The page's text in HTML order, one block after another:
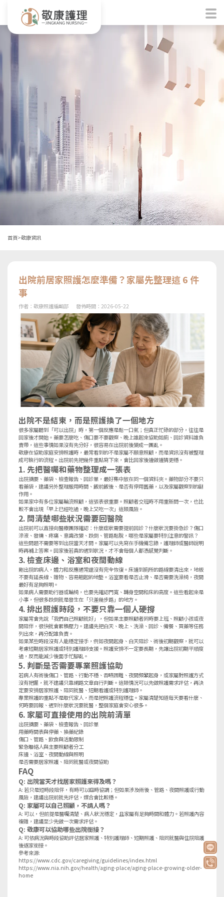
首頁>敬康資訊
出院前居家照護怎麼準備？家屬先整理這 6 件
事
作者：敬康照護編輯部 發佈時間：2026-05-22
出院不是結束，而是照護換了一個地方
很多家屬聽到「可以出院」時，第一個反應是鬆一口氣；但真正忙碌的部分，往往是
回家後才開始。藥要怎麼吃、傷口要不要觀察、晚上誰起來協助如廁、回診資料誰負
責帶，這些事情如果沒有先分好，很容易在出院前後變成一團亂。
敬康在協助家庭安排照護時，最常看到的不是家屬不願意照顧，而是資訊沒有被整理
成可執行的流程。出院前先把幾件重點寫下來，會比回家後邊做邊猜更穩。
1. 先把醫囑和藥物整理成一張表
出院摘要、藥袋、檢查報告、回診單，最好集中放在同一個資料夾。藥物部分不要只
看藥袋，建議另外整理服用時間、飯前飯後、是否有停用舊藥，以及家屬觀察到的副
作用。
如果家中有多位家屬輪流照顧，這張表很重要。照顧者交班時不用重新問一次，也比
較不會出現「早上已經吃過，晚上又吃一次」這類風險。
2. 問清楚哪些狀況需要回醫院
出院前可以直接向醫療團隊確認：什麼症狀需要提前回診？什麼狀況要掛急診？傷口
滲液、發燒、疼痛、意識改變、跌倒、管路鬆脫，哪些是家屬要特別注意的警訊？
這些問題不需要等到出院當天才問。家屬可以先寫在手機備忘錄，護理師或醫師說明
時再補上答案。回家後若真的遇到狀況，才不會每個人都憑感覺判斷。
3. 檢查床邊、浴室和夜間動線
剛出院的病人，體力和反應通常還沒有完全恢復。床邊到廁所的路線要清出來，地板
不要有延長線、雜物、容易翹起的地墊。浴室要看是否止滑、是否需要洗澡椅，夜間
最好有足夠照明。
如果病人需要助行器或輪椅，也要先確認門寬、轉身空間和床的高度。這些看起來是
小事，但很多跌倒就是發生在「只差幾步路」的地方。
4. 排出照護時段，不要只靠一個人硬撐
家屬常會先說「我們自己照顧就好」，但如果主要照顧者同時要上班、照顧小孩或夜
間陪伴，很快就會累積壓力。建議先把白天、晚上、洗澡、回診、備餐、買藥等任務
列出來，再分配誰負責。
如果某些時段沒有人能穩定接手，例如夜間起身、白天陪診、術後初期觀察，就可以
考慮短期居家照護或特別護理師支援。照護安排不一定要長期，先讓出院初期平順度
過，反而能減少後面手忙腳亂。
5. 判斷是否需要專業照護協助
若病人有術後傷口、管路、行動不穩、吞嚥困難、夜間頻繁起身，或家屬對照護方式
沒有把握，就不建議只靠網路文章自行判斷。這類情況可以先做照護需求評估，再決
定要安排居家照護、陪同就醫、短期看護或特別護理師。
專業照護的重點不是取代家人，而是把照護流程穩住。家屬清楚知道每天要看什麼、
何時要回報、遇到什麼狀況要就醫，整個家庭會安心很多。
6. 家屬可直接使用的出院前清單
出院摘要、藥袋、檢查報告、回診單
用藥時間表與停藥、換藥紀錄
傷口、管路、飲食與活動限制
緊急聯絡人與主要照顧者分工
床邊、浴室、夜間動線與照明
是否需要居家照護、陪同就醫或夜間協助
FAQ
Q: 出院當天才找居家照護來得及嗎？
A: 若只是短時段陪伴，有時可以臨時協調；但如果涉及術後、管路、夜間照護或行動
風險，建議出院前就先評估，媒合會比較穩。
Q: 家屬可以自己照顧，不請人嗎？
A: 可以，但前提是醫囑清楚、病人狀況穩定，且家屬有足夠時間和體力。若照護內容
複雜，建議至少先做一次需求評估。
Q: 敬康可以協助哪些出院銜接？
A: 可依病況與時段協助評估居家照護、特別護理師、短期照護、陪同就醫與住院陪護
後返家銜接。
參考來源:
https://www.cdc.gov/caregiving/guidelines/index.html
https://www.nia.nih.gov/health/aging-place/aging-place-growing-older-
home